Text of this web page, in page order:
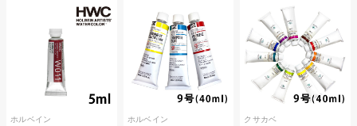
ホルベイン
ホルベイン
クサカベ